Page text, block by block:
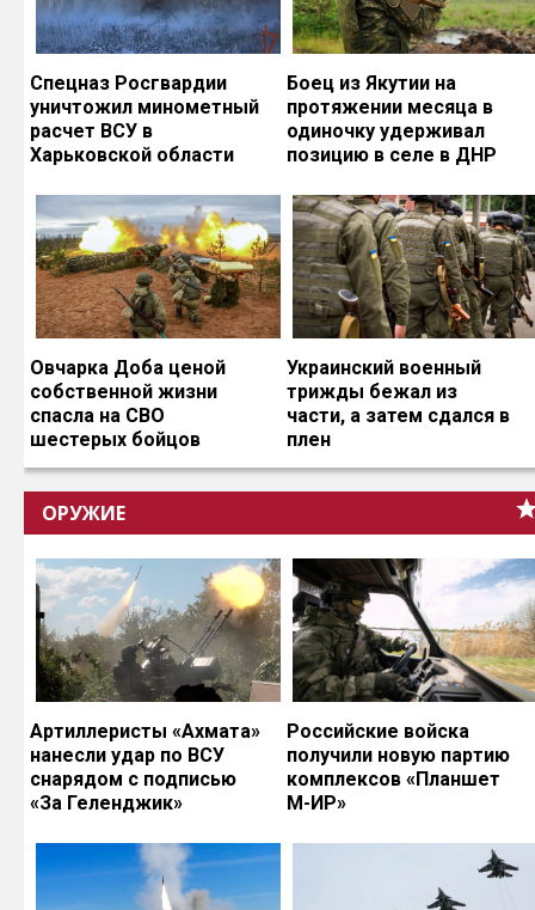
Спецназ Росгвардии
уничтожил минометный
расчет ВСУ в
Харьковской области
Боец из Якутии на
протяжении месяца в
одиночку удерживал
позицию в селе в ДНР
Овчарка Доба ценой
собственной жизни
спасла на СВО
шестерых бойцов
Украинский военный
трижды бежал из
части, а затем сдался в
плен
ОРУЖИЕ
Артиллеристы «Ахмата»
нанесли удар по ВСУ
снарядом с подписью
«За Геленджик»
Российские войска
получили новую партию
комплексов «Планшет
М-ИР»